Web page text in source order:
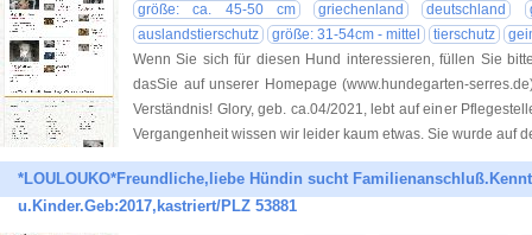
größe: ca. 45-50 cm
griechenland deutschland
auslandstierschutz
größe: 31-54cm - mittel tierschutz
Wenn Sie sich für diesen Hund interessieren, füllen Sie
dasSie auf unserer Homepage (www.hundegarten-
Verständnis! Glory, geb. ca.04/2021, lebt auf einer
Vergangenheit wissen wir leider kaum etwas. Sie wurde auf
*LOULOUKO*Freundliche,liebe Hündin sucht
u.Kinder.Geb:2017,kastriert/PLZ 53881